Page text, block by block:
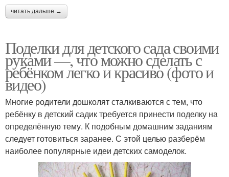
читать дальше →
Поделки для детского сада своими
руками —, что можно сделать с
ребёнком легко и красиво (фото и
видео)
Многие родители дошколят сталкиваются с тем, что
ребёнку в детский садик требуется принести поделку на
определённую тему. К подобным домашним заданиям
следует готовиться заранее. С этой целью разберём
наиболее популярные идеи детских самоделок.